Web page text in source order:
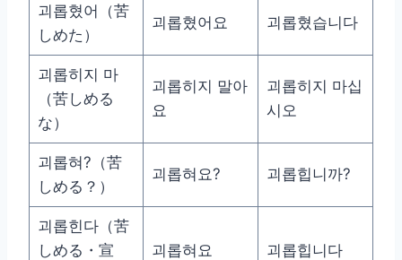
괴롭혔어（苦
しめた）
괴롭혔어요 괴롭혔습니다
괴롭히지 마
（苦しめる
な）
괴롭히지 말아
요
괴롭히지 마십
시오
괴롭혀?（苦
しめる？）
괴롭혀요? 괴롭힙니까?
괴롭힌다（苦
しめる・宣
괴롭혀요 괴롭힙니다